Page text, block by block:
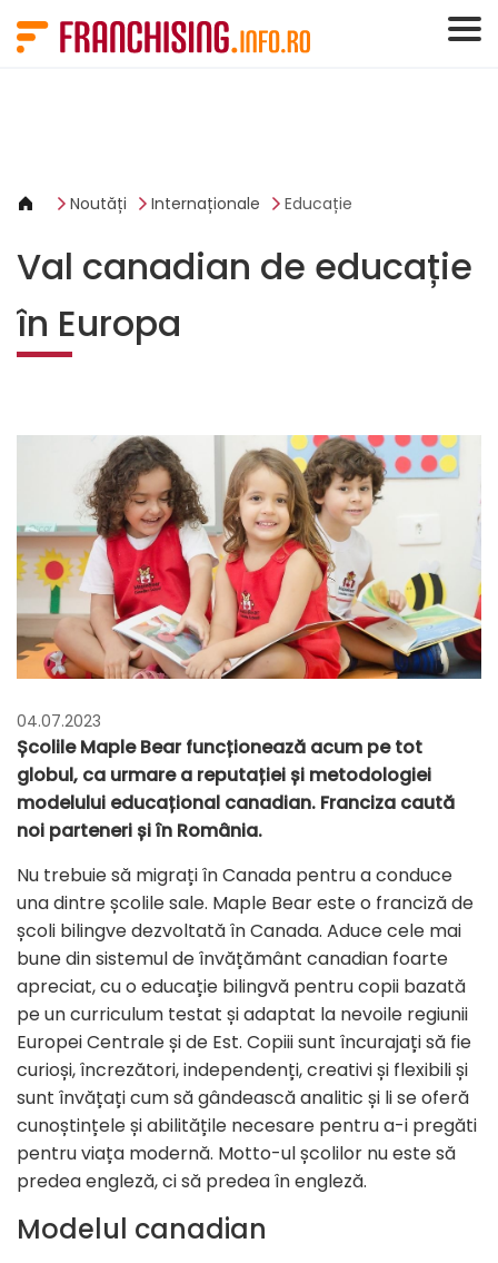
Noutăți Internaționale Educație
Val canadian de educație
în Europa
04.07.2023
Școlile Maple Bear funcționează acum pe tot
globul, ca urmare a reputației și metodologiei
modelului educațional canadian. Franciza caută
noi parteneri și în România.
Nu trebuie să migrați în Canada pentru a conduce
una dintre școlile sale. Maple Bear este o franciză de
școli bilingve dezvoltată în Canada. Aduce cele mai
bune din sistemul de învățământ canadian foarte
apreciat, cu o educație bilingvă pentru copii bazată
pe un curriculum testat și adaptat la nevoile regiunii
Europei Centrale și de Est. Copiii sunt încurajați să fie
curioși, încrezători, independenți, creativi și flexibili și
sunt învățați cum să gândească analitic și li se oferă
cunoștințele și abilitățile necesare pentru a-i pregăti
pentru viața modernă. Motto-ul școlilor nu este să
predea engleză, ci să predea în engleză.
Modelul canadian